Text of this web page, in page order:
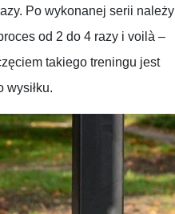
Po wykonanej serii należy
od 2 do 4 razy i voilà –
takiego treningu jest
wysiłku.